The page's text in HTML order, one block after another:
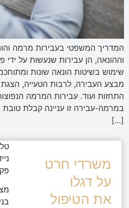
המדריך המשפטי בעבירות מרמה
וההונאה, הן עבירות שנעשות על ידי
שימוש בשיטות הונאה שונות
מבצע העבירה, לרבות הטעייה, הצגת
התחזות ועוד. עבירות המרמה
במרמה-עבירה זו עניינה קבלת טובת
[…]
משרדי חרט
על דגלו
את הטיפול
פקס: